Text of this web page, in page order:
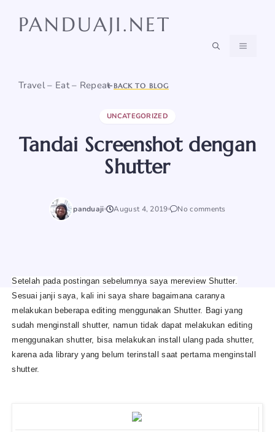
PANDUAJI.NET
Travel – Eat – Repeat
MENU
BACK TO BLOG
UNCATEGORIZED
Tandai Screenshot dengan
Shutter
panduaji August 4, 2019 No comments
Setelah pada postingan sebelumnya saya mereview Shutter.
Sesuai janji saya, kali ini saya share bagaimana caranya
melakukan beberapa editing menggunakan Shutter. Bagi yang
sudah menginstall shutter, namun tidak dapat melakukan editing
menggunakan shutter, bisa melakukan install ulang pada shutter,
karena ada library yang belum terinstall saat pertama menginstall
shutter.